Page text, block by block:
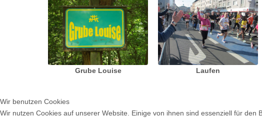
Grube Louise Laufen
Wir benutzen Cookies
Wir nutzen Cookies auf unserer Website. Einige von ihnen sind essenziell für